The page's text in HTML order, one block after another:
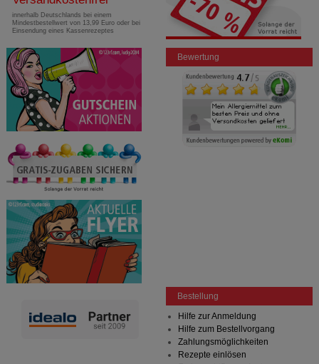
innerhalb Deutschlands bei einem
Mindestbestellwert von 13,99 Euro oder bei
Einsendung eines Kassenrezeptes
Bewertung
Bestellung
Hilfe zur Anmeldung
Hilfe zum Bestellvorgang
Zahlungsmöglichkeiten
Rezepte einlösen